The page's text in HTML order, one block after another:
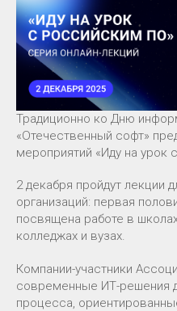
Традиционно ко Дню
«Отечественный софт»
мероприятий «Иду на урок
2 декабря пройдут лекции
организаций: первая
посвящена работе в
колледжах и вузах.
Компании-участники
современные ИТ-решения
процесса,